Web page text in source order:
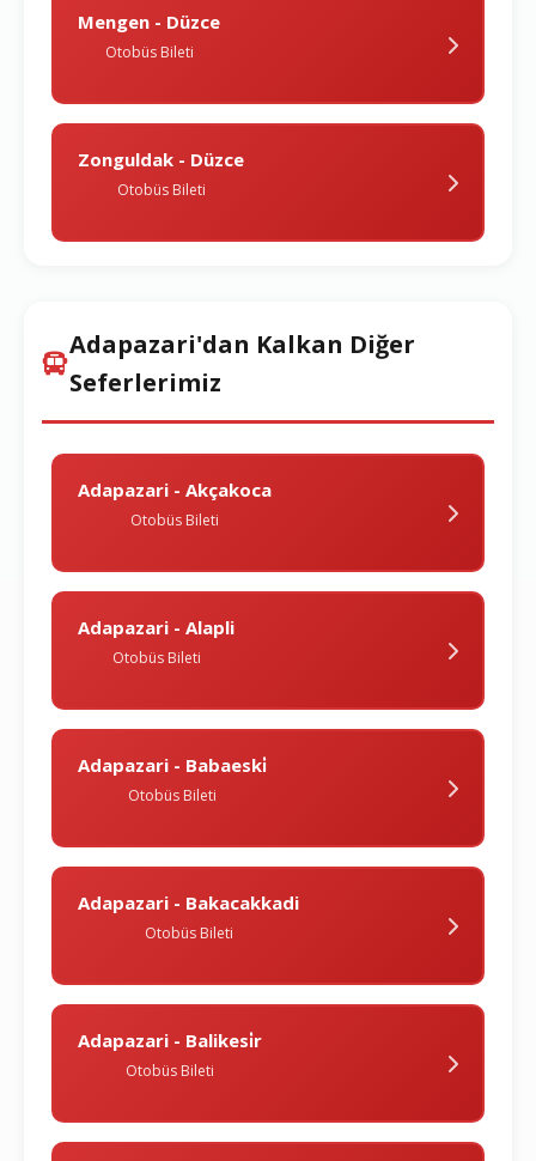
Mengen - Düzce
Otobüs Bileti
Zonguldak - Düzce
Otobüs Bileti
Adapazari'dan Kalkan Diğer
Seferlerimiz
Adapazari - Akçakoca
Otobüs Bileti
Adapazari - Alapli
Otobüs Bileti
Adapazari - Babaeski̇
Otobüs Bileti
Adapazari - Bakacakkadi
Otobüs Bileti
Adapazari - Balikesi̇r
Otobüs Bileti